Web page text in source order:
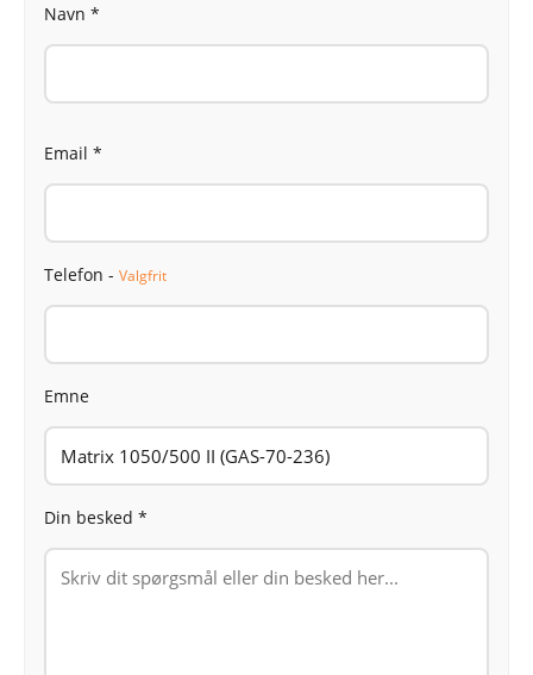
Navn *
Email *
Telefon - Valgfrit
Emne
Din besked *